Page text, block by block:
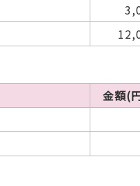
金額(